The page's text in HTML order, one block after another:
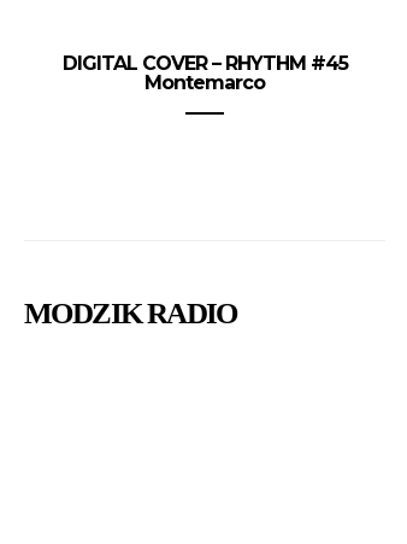
DIGITAL COVER – RHYTHM #45
Montemarco
MODZIK RADIO